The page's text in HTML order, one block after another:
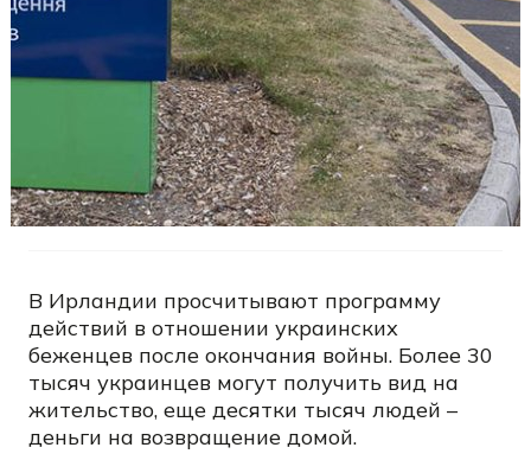
В Ирландии просчитывают программу
действий в отношении украинских
беженцев после окончания войны. Более 30
тысяч украинцев могут получить вид на
жительство, еще десятки тысяч людей –
деньги на возвращение домой.